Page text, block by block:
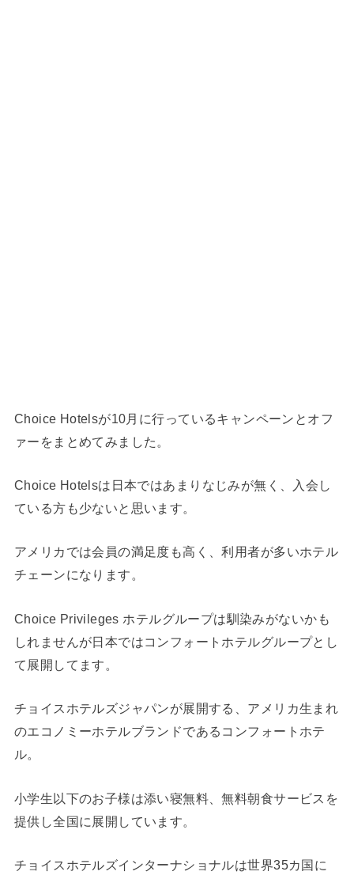
Choice Hotelsが10月に行っているキャンペーンとオフ
ァーをまとめてみました。
Choice Hotelsは日本ではあまりなじみが無く、入会し
ている方も少ないと思います。
アメリカでは会員の満足度も高く、利用者が多いホテル
チェーンになります。
Choice Privileges ホテルグループは馴染みがないかも
しれませんが日本ではコンフォートホテルグループとし
て展開してます。
チョイスホテルズジャパンが展開する、アメリカ生まれ
のエコノミーホテルブランドであるコンフォートホテ
ル。
小学生以下のお子様は添い寝無料、無料朝食サービスを
提供し全国に展開しています。
チョイスホテルズインターナショナルは世界35カ国に